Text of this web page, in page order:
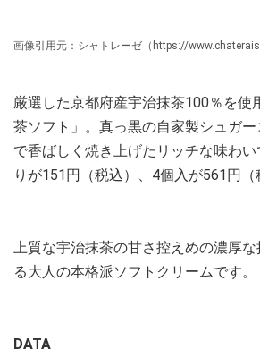
画像引用元：シャトレーゼ（https://
厳選した京都府産宇治抹茶100％を使
茶ソフト」。真っ黒の自家製シュガー
で香ばしく焼き上げたリッチな味わ
りが151円（税込）、4個入が561円（
上質な宇治抹茶の甘さ控えめの濃厚
る大人の本格派ソフトクリームです。
DATA